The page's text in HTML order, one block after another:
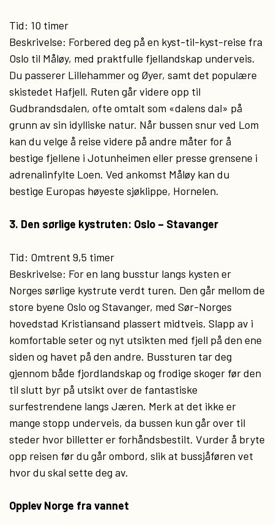
Tid: 10 timer
Beskrivelse: Forbered deg på en kyst-til-kyst-reise fra
Oslo til Måløy, med praktfulle fjellandskap underveis.
Du passerer Lillehammer og Øyer, samt det populære
skistedet Hafjell. Ruten går videre opp til
Gudbrandsdalen, ofte omtalt som «dalens dal» på
grunn av sin idylliske natur. Når bussen snur ved Lom
kan du velge å reise videre på andre måter for å
bestige fjellene i Jotunheimen eller presse grensene i
adrenalinfylte Loen. Ved ankomst Måløy kan du
bestige Europas høyeste sjøklippe, Hornelen.
3. Den sørlige kystruten: Oslo – Stavanger
Tid: Omtrent 9,5 timer
Beskrivelse: For en lang busstur langs kysten er
Norges sørlige kystrute verdt turen. Den går mellom de
store byene Oslo og Stavanger, med Sør-Norges
hovedstad Kristiansand plassert midtveis. Slapp av i
komfortable seter og nyt utsikten med fjell på den ene
siden og havet på den andre. Bussturen tar deg
gjennom både fjordlandskap og frodige skoger før den
til slutt byr på utsikt over de fantastiske
surfestrendene langs Jæren. Merk at det ikke er
mange stopp underveis, da bussen kun går over til
steder hvor billetter er forhåndsbestilt. Vurder å bryte
opp reisen før du går ombord, slik at bussjåføren vet
hvor du skal sette deg av.
Opplev Norge fra vannet